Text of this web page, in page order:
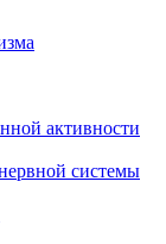
активности
системы